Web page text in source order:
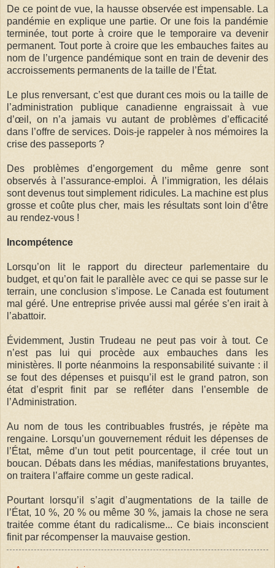
De ce point de vue, la hausse observée est impensable. La
pandémie en explique une partie. Or une fois la pandémie
terminée, tout porte à croire que le temporaire va devenir
permanent. Tout porte à croire que les embauches faites au
nom de l’urgence pandémique sont en train de devenir des
accroissements permanents de la taille de l’État.
Le plus renversant, c’est que durant ces mois ou la taille de
l’administration publique canadienne engraissait à vue
d’œil, on n’a jamais vu autant de problèmes d’efficacité
dans l’offre de services. Dois-je rappeler à nos mémoires la
crise des passeports ?
Des problèmes d’engorgement du même genre sont
observés à l’assurance-emploi. À l’immigration, les délais
sont devenus tout simplement ridicules. La machine est plus
grosse et coûte plus cher, mais les résultats sont loin d’être
au rendez-vous !
Incompétence
Lorsqu’on lit le rapport du directeur parlementaire du
budget, et qu’on fait le parallèle avec ce qui se passe sur le
terrain, une conclusion s’impose. Le Canada est foutument
mal géré. Une entreprise privée aussi mal gérée s’en irait à
l’abattoir.
Évidemment, Justin Trudeau ne peut pas voir à tout. Ce
n’est pas lui qui procède aux embauches dans les
ministères. Il porte néanmoins la responsabilité suivante : il
se fout des dépenses et puisqu’il est le grand patron, son
état d’esprit finit par se refléter dans l’ensemble de
l’Administration.
Au nom de tous les contribuables frustrés, je répète ma
rengaine. Lorsqu’un gouvernement réduit les dépenses de
l’État, même d’un tout petit pourcentage, il crée tout un
boucan. Débats dans les médias, manifestations bruyantes,
on traitera l’affaire comme un geste radical.
Pourtant lorsqu’il s’agit d’augmentations de la taille de
l’État, 10 %, 20 % ou même 30 %, jamais la chose ne sera
traitée comme étant du radicalisme... Ce biais inconscient
finit par récompenser la mauvaise gestion.